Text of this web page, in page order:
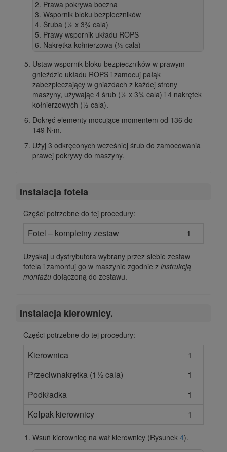
Prawa pokrywa boczna
Wspornik bloku bezpieczników
Śruba (½ x 3¾ cala)
Prawy wspornik układu ROPS
Nakrętka kołnierzowa (½ cala)
Ustaw wspornik bloku bezpieczników w prawym
gnieździe układu ROPS i zamocuj pałąk
zabezpieczający w gniazdach z każdej strony
maszyny, używając 4 śrub (½ x 3¾ cala) i 4 nakrętek
kołnierzowych (½ cala).
Dokręć elementy mocujące momentem od 136 do
149 N∙m.
Użyj 3 odkręconych wcześniej śrub do zamocowania
prawej pokrywy do maszyny.
Instalacja fotela
Części potrzebne do tej procedury:
Fotel – kompletny zestaw 1
Uzyskaj u dystrybutora wybrany przez siebie zestaw
fotela i zamontuj go w maszynie zgodnie z instrukcją
montażu dołączoną do zestawu.
Instalacja kierownicy.
Części potrzebne do tej procedury:
Kierownica
1
Przeciwnakrętka (1½ cala)
1
Podkładka
1
Kołpak kierownicy
1
Wsuń kierownicę na wał kierownicy (Rysunek 4).